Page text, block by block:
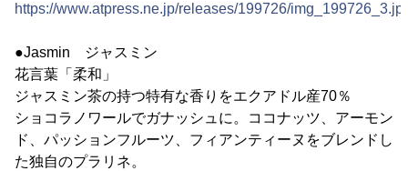
https://www.atpress.ne.jp/releases/199726/
●Jasmin ジャスミン
花言葉「柔和」
ジャスミン茶の持つ特有な香りをエクアドル産70％
ショコラノワールでガナッシュに。ココナッツ、アーモン
ド、パッションフルーツ、フィアンティーヌをブレンドし
た独自のプラリネ。